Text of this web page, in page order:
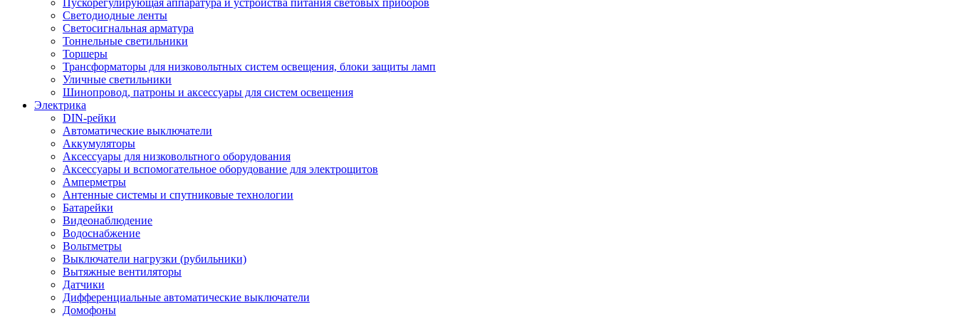
Светодиодные ленты
Светосигнальная арматура
Тоннельные светильники
Торшеры
Трансформаторы для низковольтных систем освещения, блоки защиты ламп
Уличные светильники
Шинопровод, патроны и аксессуары для систем освещения
Электрика
DIN-рейки
Автоматические выключатели
Аккумуляторы
Аксессуары для низковольтного оборудования
Аксессуары и вспомогательное оборудование для электрощитов
Амперметры
Антенные системы и спутниковые технологии
Батарейки
Видеонаблюдение
Водоснабжение
Вольтметры
Выключатели нагрузки (рубильники)
Вытяжные вентиляторы
Датчики
Дифференциальные автоматические выключатели
Домофоны